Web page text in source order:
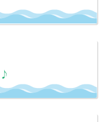
♪